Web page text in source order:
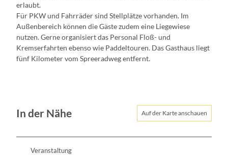
erlaubt.
Für PKW und Fahrräder sind Stellplätze vorhanden. Im
Außenbereich können die Gäste zudem eine Liegewiese
nutzen. Gerne organisiert das Personal Floß- und
Kremserfahrten ebenso wie Paddeltouren. Das Gasthaus liegt
fünf Kilometer vom Spreeradweg entfernt.
In der Nähe Auf der Karte anschauen
Veranstaltung